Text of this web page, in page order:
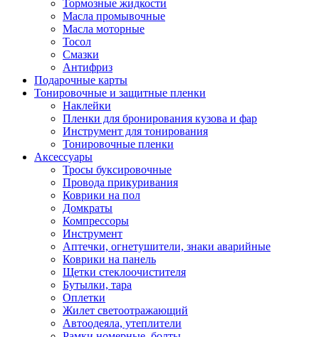
Тормозные жидкости
Масла промывочные
Масла моторные
Тосол
Смазки
Антифриз
Подарочные карты
Тонировочные и защитные пленки
Наклейки
Пленки для бронирования кузова и фар
Инструмент для тонирования
Тонировочные пленки
Аксессуары
Тросы буксировочные
Провода прикуривания
Коврики на пол
Домкраты
Компрессоры
Инструмент
Аптечки, огнетушители, знаки аварийные
Коврики на панель
Щетки стеклоочистителя
Бутылки, тара
Оплетки
Жилет светоотражающий
Автоодеяла, утеплители